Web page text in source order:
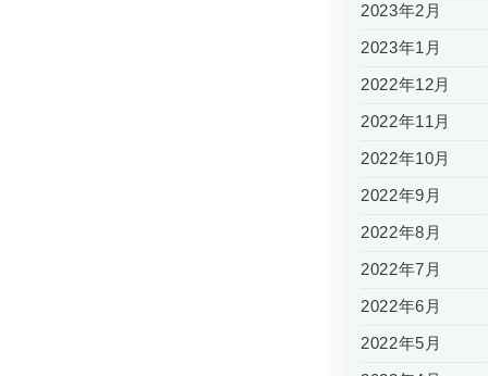
2023年2月
2023年1月
2022年12月
2022年11月
2022年10月
2022年9月
2022年8月
2022年7月
2022年6月
2022年5月